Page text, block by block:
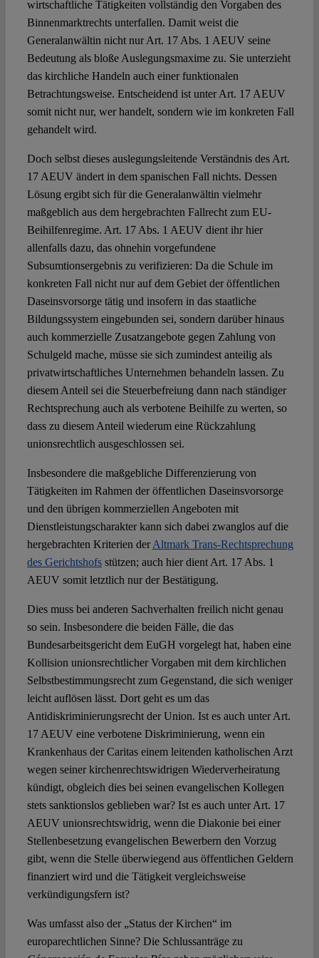
wirtschaftliche Tätigkeiten vollständig den Vorgaben des
Binnenmarktrechts unterfallen. Damit weist die
Generalanwältin nicht nur Art. 17 Abs. 1 AEUV seine
Bedeutung als bloße Auslegungsmaxime zu. Sie unterzieht
das kirchliche Handeln auch einer funktionalen
Betrachtungsweise. Entscheidend ist unter Art. 17 AEUV
somit nicht nur, wer handelt, sondern wie im konkreten Fall
gehandelt wird.
Doch selbst dieses auslegungsleitende Verständnis des Art.
17 AEUV ändert in dem spanischen Fall nichts. Dessen
Lösung ergibt sich für die Generalanwältin vielmehr
maßgeblich aus dem hergebrachten Fallrecht zum EU-
Beihilfenregime. Art. 17 Abs. 1 AEUV dient ihr hier
allenfalls dazu, das ohnehin vorgefundene
Subsumtionsergebnis zu verifizieren: Da die Schule im
konkreten Fall nicht nur auf dem Gebiet der öffentlichen
Daseinsvorsorge tätig und insofern in das staatliche
Bildungssystem eingebunden sei, sondern darüber hinaus
auch kommerzielle Zusatzangebote gegen Zahlung von
Schulgeld mache, müsse sie sich zumindest anteilig als
privatwirtschaftliches Unternehmen behandeln lassen. Zu
diesem Anteil sei die Steuerbefreiung dann nach ständiger
Rechtsprechung auch als verbotene Beihilfe zu werten, so
dass zu diesem Anteil wiederum eine Rückzahlung
unionsrechtlich ausgeschlossen sei.
Insbesondere die maßgebliche Differenzierung von
Tätigkeiten im Rahmen der öffentlichen Daseinsvorsorge
und den übrigen kommerziellen Angeboten mit
Dienstleistungscharakter kann sich dabei zwanglos auf die
hergebrachten Kriterien derAltmark Trans-Rechtsprechung
des Gerichtshofsstützen; auch hier dient Art. 17 Abs. 1
AEUV somit letztlich nur der Bestätigung.
Dies muss bei anderen Sachverhalten freilich nicht genau
so sein. Insbesondere die beiden Fälle, die das
Bundesarbeitsgericht dem EuGH vorgelegt hat, haben eine
Kollision unionsrechtlicher Vorgaben mit dem kirchlichen
Selbstbestimmungsrecht zum Gegenstand, die sich weniger
leicht auflösen lässt. Dort geht es um das
Antidiskriminierungsrecht der Union. Ist es auch unter Art.
17 AEUV eine verbotene Diskriminierung, wenn ein
Krankenhaus der Caritas einem leitenden katholischen Arzt
wegen seiner kirchenrechtswidrigen Wiederverheiratung
kündigt, obgleich dies bei seinen evangelischen Kollegen
stets sanktionslos geblieben war? Ist es auch unter Art. 17
AEUV unionsrechtswidrig, wenn die Diakonie bei einer
Stellenbesetzung evangelischen Bewerbern den Vorzug
gibt, wenn die Stelle überwiegend aus öffentlichen Geldern
finanziert wird und die Tätigkeit vergleichsweise
verkündigungsfern ist?
Was umfasst also der „Status der Kirchen“ im
europarechtlichen Sinne? Die Schlussanträge zu